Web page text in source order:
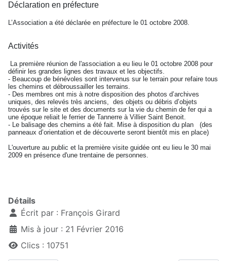
Déclaration en préfecture
L’Association a été déclarée en préfecture le 01 octobre 2008.
Activités
La première réunion de l'association a eu lieu le 01 octobre 2008 pour
définir les grandes lignes des travaux et les objectifs.
- Beaucoup de bénévoles sont intervenus sur le terrain pour refaire tous
les chemins et débroussailler les terrains.
- Des membres ont mis à notre disposition des photos d’archives
uniques, des relevés très anciens, des objets ou débris d’objets
trouvés sur le site et des documents sur la vie du chemin de fer qui a
une époque reliait le ferrier de Tannerre à Villier Saint Benoit.
- Le balisage des chemins a été fait. Mise à disposition du plan (des
panneaux d’orientation et de découverte seront bientôt mis en place)
L'ouverture au public et la première visite guidée ont eu lieu le 30 mai
2009 en présence d'une trentaine de personnes.
Détails
Écrit par : François Girard
Mis à jour : 21 Février 2016
Clics : 10751